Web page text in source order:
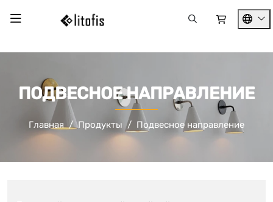
ПОДВЕСНОЕ НАПРАВЛЕНИЕ
Главная Продукты Подвесное направление